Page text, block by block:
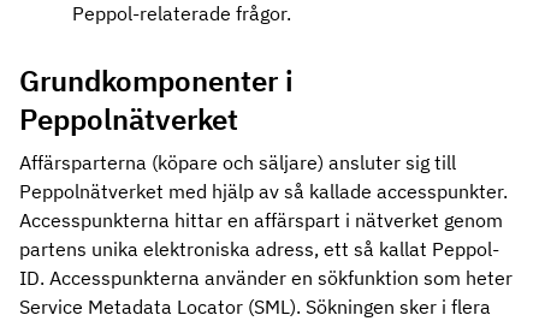
Peppol-relaterade frågor.
Grundkomponenter i
Peppolnätverket
Affärsparterna (köpare och säljare) ansluter sig till
Peppolnätverket med hjälp av så kallade accesspunkter.
Accesspunkterna hittar en affärspart i nätverket genom
partens unika elektroniska adress, ett så kallat Peppol-
ID. Accesspunkterna använder en sökfunktion som heter
Service Metadata Locator (SML). Sökningen sker i flera